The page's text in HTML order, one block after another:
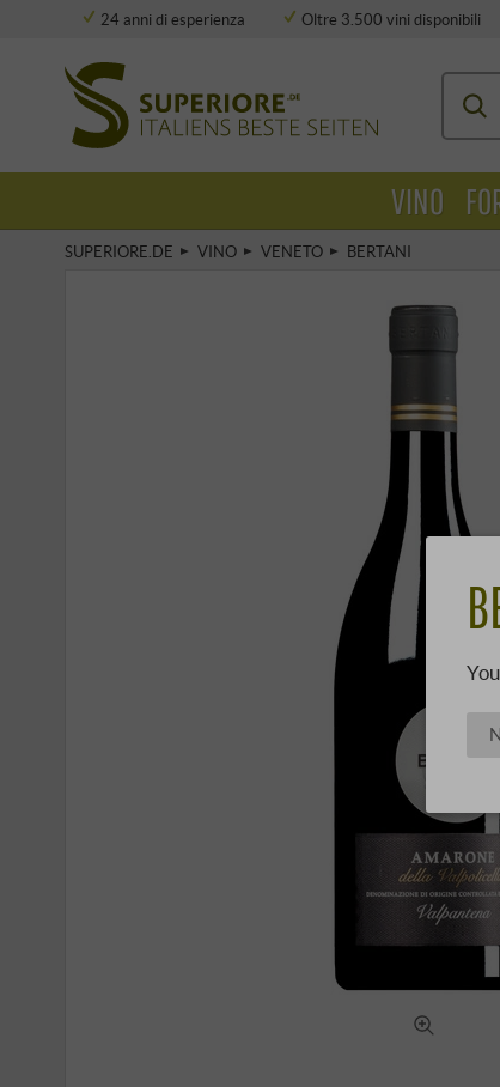
24 anni di esperienza Oltre 3.500 vini disponibili
SUPERIORE.DE VINO VENETO BERTANI
VINO